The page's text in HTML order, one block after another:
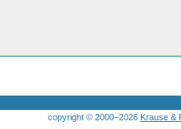
copyright © 2000–2026 Krause &